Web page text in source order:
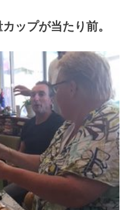
ップが当たり前。